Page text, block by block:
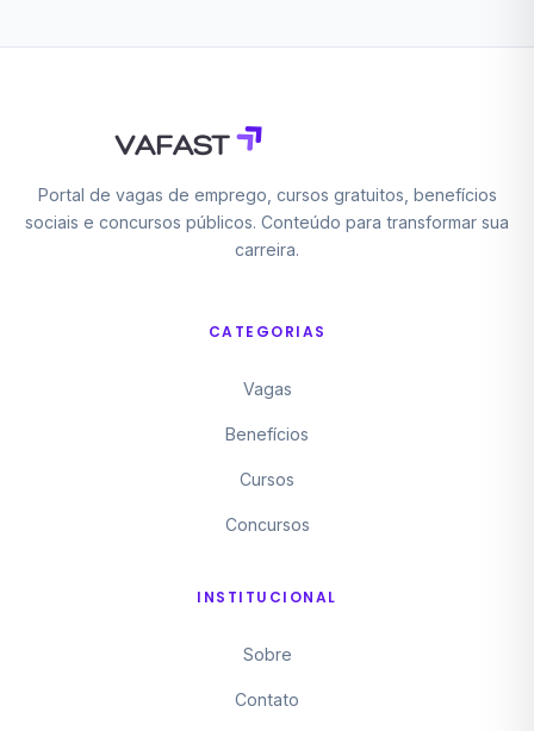
Portal de vagas de emprego, cursos gratuitos, benefícios
sociais e concursos públicos. Conteúdo para transformar sua
carreira.
CATEGORIAS
Vagas
Benefícios
Cursos
Concursos
INSTITUCIONAL
Sobre
Contato